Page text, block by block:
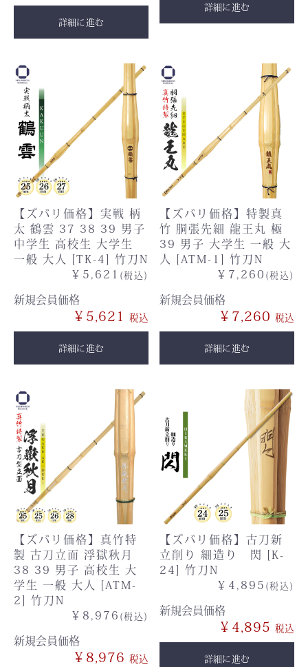
詳細に進む
詳細に進む
【ズバリ価格】実戦 柄
太 鶴雲 37 38 39 男子
中学生 高校生 大学生
一般 大人 [TK-4] 竹刀N
￥5,621 (税込)
新規会員価格
￥5,621
詳細に進む
【ズバリ価格】特製真
竹 胴張先細 龍王丸 極
39 男子 大学生 一般 大
人 [ATM-1] 竹刀N
￥7,260 (税込)
新規会員価格
￥7,260
詳細に進む
【ズバリ価格】真竹特
製 古刀立面 浮獄秋月
38 39 男子 高校生 大
学生 一般 大人 [ATM-
2] 竹刀N
￥8,976 (税込)
新規会員価格
￥8,976
【ズバリ価格】古刀新
立削り 細造り 閃 [K-
24] 竹刀N
￥4,895 (税込)
新規会員価格
￥4,895
詳細に進む